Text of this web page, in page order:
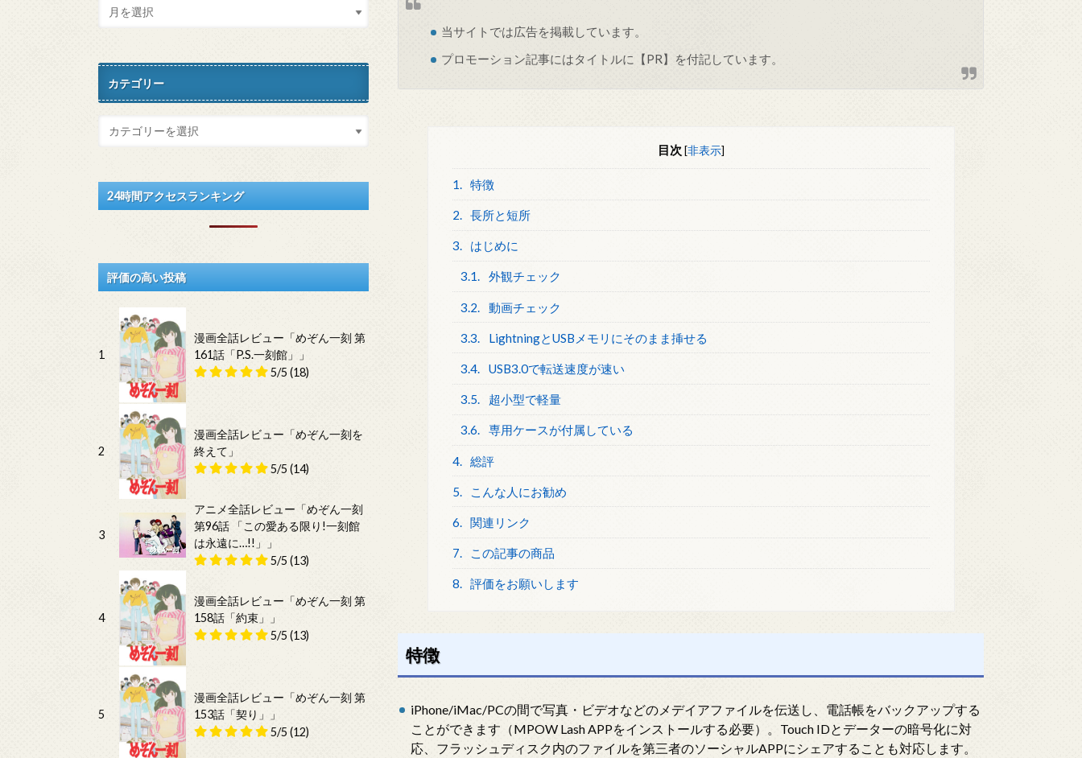
当サイトでは広告を掲載しています。
プロモーション記事にはタイトルに【PR】を付記しています。
目次 [非表示]
1. 特徴
2. 長所と短所
3. はじめに
3.1. 外観チェック
3.2. 動画チェック
3.3. LightningとUSBメモリにそのまま挿せる
3.4. USB3.0で転送速度が速い
3.5. 超小型で軽量
3.6. 専用ケースが付属している
4. 総評
5. こんな人にお勧め
6. 関連リンク
7. この記事の商品
8. 評価をお願いします
特徴
iPhone/iMac/PCの間で写真・ビデオなどのメデイアファイルを伝送し、電話帳をバックアップする
ことができます（MPOW Lash APPをインストールする必要）。Touch IDとデーターの暗号化に対
応、フラッシュディスク内のファイルを第三者のソーシャルAPPにシェアすることも対応します。
カテゴリー
24時間アクセスランキング
評価の高い投稿
1
漫画全話レビュー「めぞん一刻 第
161話「P.S.一刻館」」
5/5 (18)
2
漫画全話レビュー「めぞん一刻を
終えて」
5/5 (14)
3
アニメ全話レビュー「めぞん一刻
第96話 「この愛ある限り!一刻館
は永遠に…!!」」
5/5 (13)
4
漫画全話レビュー「めぞん一刻 第
158話「約束」」
5/5 (13)
5
漫画全話レビュー「めぞん一刻 第
153話「契り」」
5/5 (12)